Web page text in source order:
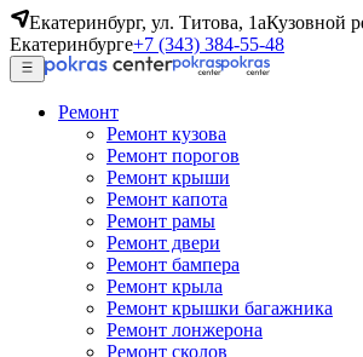
Екатеринбург, ул. Титова, 1аКузовной
Екатеринбурге+7 (343) 384-55-48
Ремонт
Ремонт кузова
Ремонт порогов
Ремонт крыши
Ремонт капота
Ремонт рамы
Ремонт двери
Ремонт бампера
Ремонт крыла
Ремонт крышки багажника
Ремонт лонжерона
Ремонт сколов